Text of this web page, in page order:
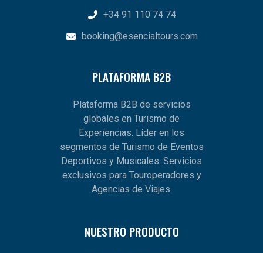
+34 91 110 74 74
booking@esencialtours.com
PLATAFORMA B2B
Plataforma B2B de servicios
globales en Turismo de
Experiencias. Líder en los
segmentos de Turismo de Eventos
Deportivos y Musicales. Servicios
exclusivos para Touroperadores y
Agencias de Viajes.
NUESTRO PRODUCTO